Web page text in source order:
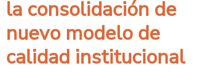
la consolidación de
nuevo modelo de
calidad institucional